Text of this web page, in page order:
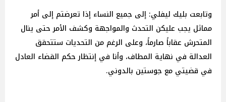
وتابعت بليك ليفلي: إلى جميع النساء إذا تعرضتم إلى أمر
مماثل يجب عليكن التحدث والمواجهة وكشف الأمر حتى ينال
المتحرش عقاباً صارماً، وعلى الرغم من التحديات ستتحقق
العدالة في نهاية المطاف، وأنا في إنتظار حكم القضاء العادل
في قضيتي مع جوستين بالدوني.